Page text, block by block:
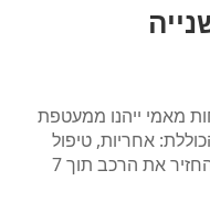
1-9.7.26, לקוחות מאמי ייהנו ממעטפת
למשך שנתיים בשווי ₪3,000 הכוללת: אחריות, טיפול
שנתי, מנוי תקרים. בנוסף, אפשרות להחזיר את הרכב תוך 7